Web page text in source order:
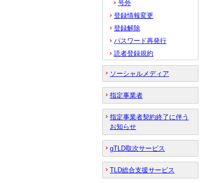
号外
登録情報変更
登録解除
パスワード再発行
読者登録規約
ソーシャルメディア
指定事業者
指定事業者契約終了に伴う
お知らせ
gTLD取次サービス
TLD総合支援サービス